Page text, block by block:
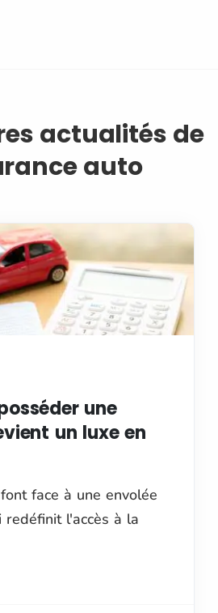
actualités de
auto
une
un luxe en
face à une envolée
redéfinit l'accès à la